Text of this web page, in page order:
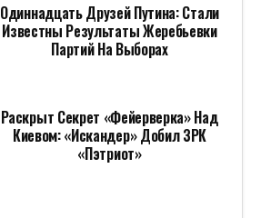
Одиннадцать Друзей Путина: Стали
Известны Результаты Жеребьевки
Партий На Выборах
Раскрыт Секрет «фейерверка» Над
Киевом: «Искандер» Добил ЗРК
«Пэтриот»